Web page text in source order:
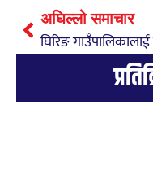
अघिल्लो समाचार